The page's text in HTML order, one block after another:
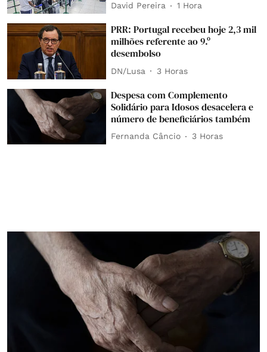
David Pereira 1 Hora
PRR: Portugal recebeu hoje 2,3 mil
milhões referente ao 9.º
desembolso
DN/Lusa 3 Horas
Despesa com Complemento
Solidário para Idosos desacelera e
número de beneficiários também
Fernanda Câncio 3 Horas